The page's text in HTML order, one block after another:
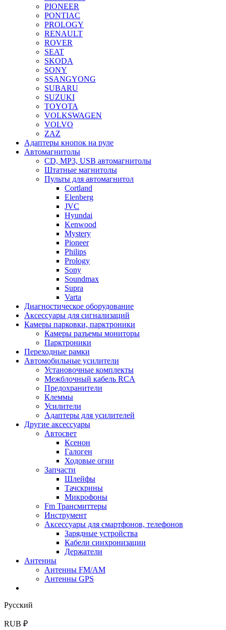
PIONEER
PONTIAC
PROLOGY
RENAULT
ROVER
SEAT
SKODA
SONY
SSANGYONG
SUBARU
SUZUKI
TOYOTA
VOLKSWAGEN
VOLVO
ZAZ
Адаптеры кнопок на руле
Автомагнитолы
CD, MP3, USB автомагнитолы
Штатные магнитолы
Пульты для автомагнитол
Cortland
Elenberg
JVC
Hyundai
Kenwood
Mystery
Pioneer
Philips
Prology
Sony
Soundmax
Supra
Varta
Диагностическое оборудование
Аксессуары для сигнализаций
Камеры парковки, парктроники
Камеры разъемы мониторы
Парктроники
Переходные рамки
Автомобильные усилители
Установочные комплекты
Межблочный кабель RCA
Предохранители
Клеммы
Усилители
Адаптеры для усилителей
Другие аксессуары
Автосвет
Ксенон
Галоген
Ходовые огни
Запчасти
Шлейфы
Тачскрины
Микрофоны
Fm Трансмиттеры
Инструмент
Аксессуары для смартфонов, телефонов
Зарядные устройства
Кабели синхронизации
Держатели
Антенны
Антенны FM/AM
Антенны GPS
Русский
RUB ₽